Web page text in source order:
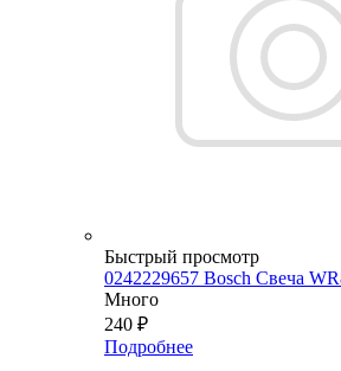
Быстрый просмотр
0242229657 Bosch Свеча
Много
240 ₽
Подробнее